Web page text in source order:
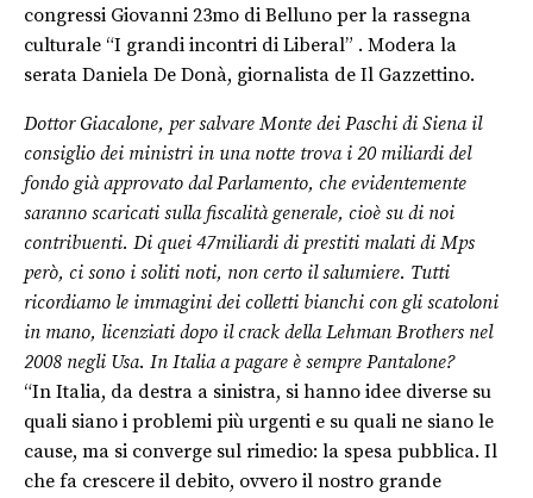
congressi Giovanni 23mo di Belluno per la rassegna
culturale “I grandi incontri di Liberal” . Modera la
serata Daniela De Donà, giornalista de Il Gazzettino.
Dottor Giacalone, per salvare Monte dei Paschi di Siena il
consiglio dei ministri in una notte trova i 20 miliardi del
fondo già approvato dal Parlamento, che evidentemente
saranno scaricati sulla fiscalità generale, cioè su di noi
contribuenti. Di quei 47miliardi di prestiti malati di Mps
però, ci sono i soliti noti, non certo il salumiere. Tutti
ricordiamo le immagini dei colletti bianchi con gli scatoloni
in mano, licenziati dopo il crack della Lehman Brothers nel
2008 negli Usa. In Italia a pagare è sempre Pantalone?
“In Italia, da destra a sinistra, si hanno idee diverse su
quali siano i problemi più urgenti e su quali ne siano le
cause, ma si converge sul rimedio: la spesa pubblica. Il
che fa crescere il debito, ovvero il nostro grande